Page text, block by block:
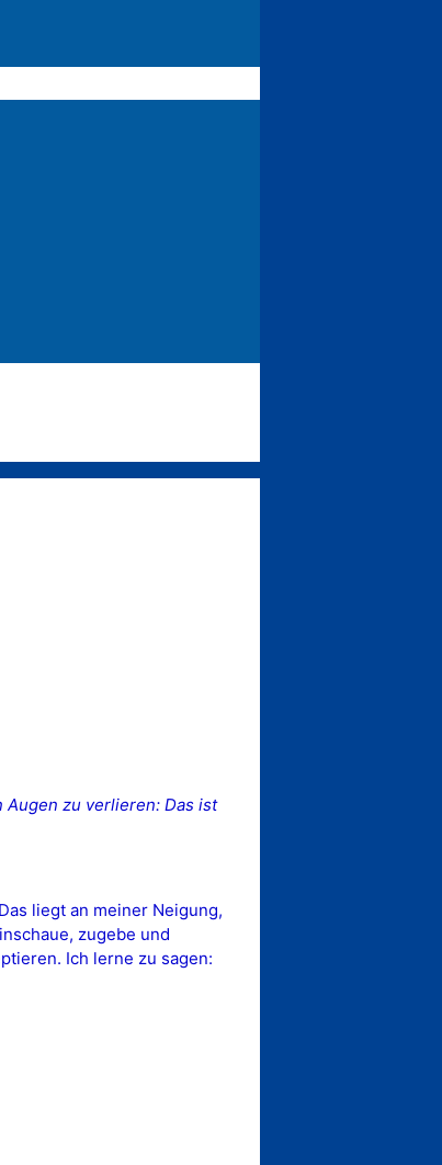
Augen zu verlieren: Das ist
liegt an meiner Neigung,
zugebe und
Ich lerne zu sagen: